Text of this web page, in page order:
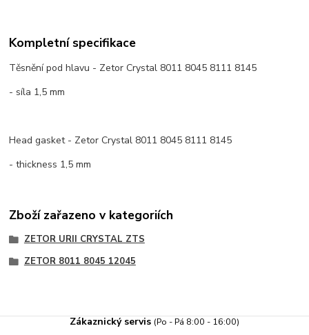
Kompletní specifikace
Těsnění pod hlavu - Zetor Crystal 8011 8045 8111 8145
- síla 1,5 mm
Head gasket - Zetor Crystal 8011 8045 8111 8145
- thickness 1,5 mm
Zboží zařazeno v kategoriích
ZETOR URII CRYSTAL ZTS
ZETOR 8011 8045 12045
Zákaznický servis (Po - Pá 8:00 - 16:00)